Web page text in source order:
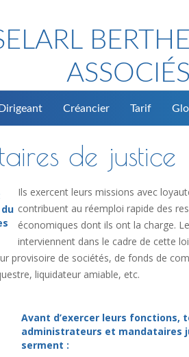
ASSOCIÉS
Dirigeant Créancier Tarif
de justice
Ils exercent leurs missions avec
contribuent au réemploi rapide des
économiques dont ils ont la charge.
interviennent dans le cadre de cette
provisoire de sociétés, de fonds de
liquidateur amiable, etc.
Avant d’exercer leurs fonctions,
administrateurs et mandataires
serment :